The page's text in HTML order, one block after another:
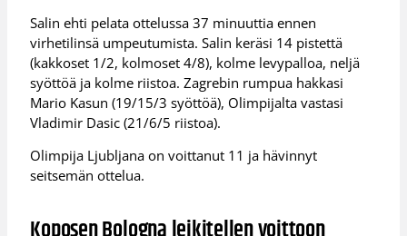
Salin ehti pelata ottelussa 37 minuuttia ennen
virhetilinsä umpeutumista. Salin keräsi 14 pistettä
(kakkoset 1/2, kolmoset 4/8), kolme levypalloa, neljä
syöttöä ja kolme riistoa. Zagrebin rumpua hakkasi
Mario Kasun (19/15/3 syöttöä), Olimpijalta vastasi
Vladimir Dasic (21/6/5 riistoa).
Olimpija Ljubljana on voittanut 11 ja hävinnyt
seitsemän ottelua.